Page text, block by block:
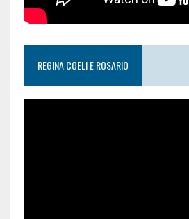
REGINA COELI E ROSARIO